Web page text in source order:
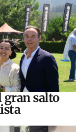
gran salto